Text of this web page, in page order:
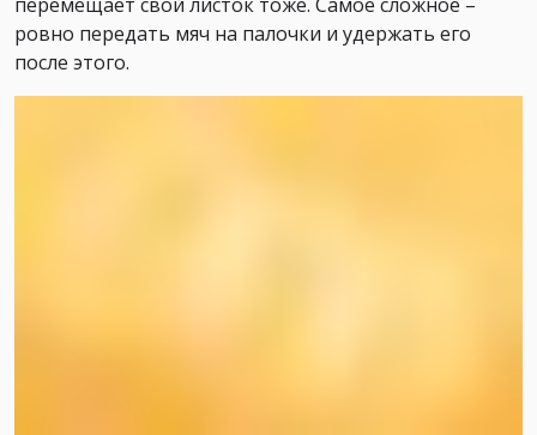
ровно передать мяч на палочки и удержать его
после этого.